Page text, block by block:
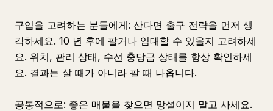
구입을 고려하는 분들에게: 산다면 출구 전략을 먼저 생
각하세요. 10 년 후에 팔거나 임대할 수 있을지 고려하세
요. 위치, 관리 상태, 수선 충당금 상태를 항상 확인하세
요. 결과는 살 때가 아니라 팔 때 나옵니다.
공통적으로: 좋은 매물을 찾으면 망설이지 말고 사세요.